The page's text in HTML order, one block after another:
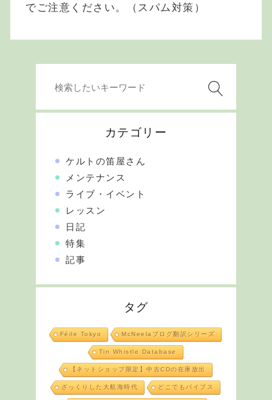
でご注意ください。（スパム対策）
カテゴリー
ケルトの笛屋さん
メンテナンス
ライブ・イベント
レッスン
日記
特集
記事
タグ
Féile Tokyo McNeelaブログ翻訳シリーズ
Tin Whistle Database
【ネットショップ限定】中古CDの在庫放出
ざっくりした大航海時代 どこでもパイプス